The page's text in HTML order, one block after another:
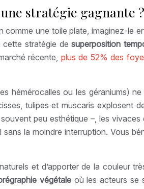
stratégie gagnante ?
comme une toile plate, imaginez-le
cette stratégie desuperposition
récente, plus de 52% des
hémérocalles ou les géraniums)
tulipes et muscaris explosent
peu esthétique –, les vivaces
la moindre interruption. Vous
et d’apporter de la couleur
végétaleoù les acteurs se